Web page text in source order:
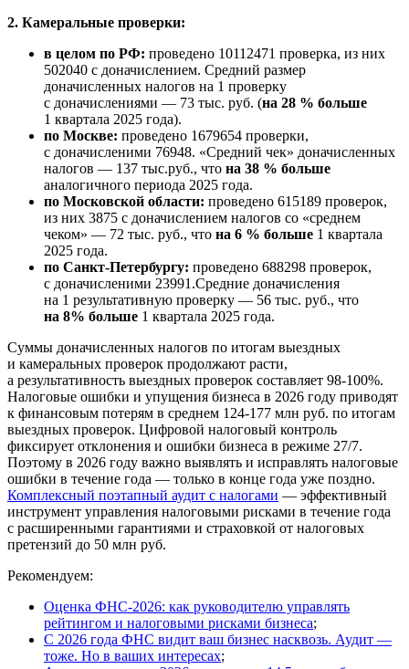
2. Камеральные проверки:
в целом по РФ: проведено 10112471 проверка, из них
502040 с доначислением. Средний размер
доначисленных налогов на 1 проверку
с доначислениями — 73 тыс. руб. (на 28 % больше
1 квартала 2025 года).
по Москве: проведено 1679654 проверки,
с доначисленими 76948. «Средний чек» доначисленных
налогов — 137 тыс.руб., что на 38 % больше
аналогичного периода 2025 года.
по Московской области: проведено 615189 проверок,
из них 3875 с доначислением налогов со «среднем
чеком» — 72 тыс. руб., что на 6 % больше 1 квартала
2025 года.
по Санкт-Петербургу: проведено 688298 проверок,
с доначисленими 23991.Средние доначисления
на 1 результативную проверку — 56 тыс. руб., что
на 8% больше 1 квартала 2025 года.
Суммы доначисленных налогов по итогам выездных
и камеральных проверок продолжают расти,
а результативность выездных проверок составляет 98-100%.
Налоговые ошибки и упущения бизнеса в 2026 году приводят
к финансовым потерям в среднем 124-177 млн руб. по итогам
выездных проверок. Цифровой налоговый контроль
фиксирует отклонения и ошибки бизнеса в режиме 27/7.
Поэтому в 2026 году важно выявлять и исправлять налоговые
ошибки в течение года — только в конце года уже поздно.
Комплексный поэтапный аудит с налогами — эффективный
инструмент управления налоговыми рисками в течение года
с расширенными гарантиями и страховкой от налоговых
претензий до 50 млн руб.
Рекомендуем:
Оценка ФНС-2026: как руководителю управлять
рейтингом и налоговыми рисками бизнеса;
С 2026 года ФНС видит ваш бизнес насквозь. Аудит —
тоже. Но в ваших интересах;